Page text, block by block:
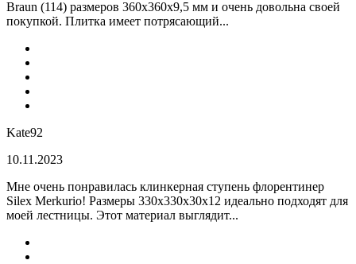
Braun (114) размеров 360x360x9,5 мм и очень довольна своей
покупкой. Плитка имеет потрясающий...
Kate92
10.11.2023
Мне очень понравилась клинкерная ступень флорентинер
Silex Merkurio! Размеры 330х330х30х12 идеально подходят для
моей лестницы. Этот материал выглядит...